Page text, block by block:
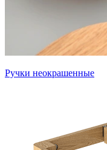
Ручки неокрашенные